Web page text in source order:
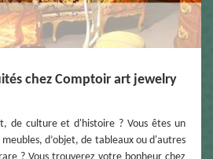
chez Comptoir art jewelry
de culture et d'histoire ? Vous êtes un
d’objet, de tableaux ou d'autres